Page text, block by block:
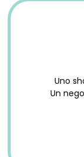
Uno
Un